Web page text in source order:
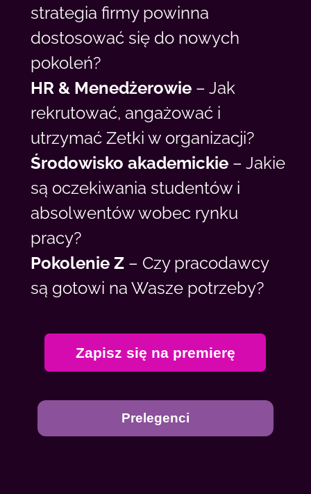
Zapisz się na premierę
strategia firmy powinna
dostosować się do nowych
pokoleń?
HR & Menedżerowie – Jak
rekrutować, angażować i
utrzymać Zetki w organizacji?
Środowisko akademickie – Jakie
są oczekiwania studentów i
absolwentów wobec rynku
pracy?
Pokolenie Z – Czy pracodawcy
są gotowi na Wasze potrzeby?
Prelegenci